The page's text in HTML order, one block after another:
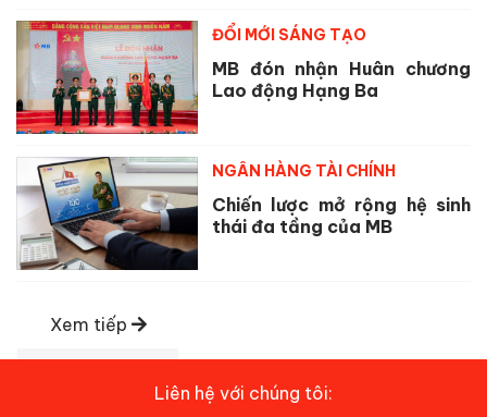
ĐỔI MỚI SÁNG TẠO
MB đón nhận Huân chương
Lao động Hạng Ba
NGÂN HÀNG TÀI CHÍNH
Chiến lược mở rộng hệ sinh
thái đa tầng của MB
Xem tiếp
Liên hệ với chúng tôi: